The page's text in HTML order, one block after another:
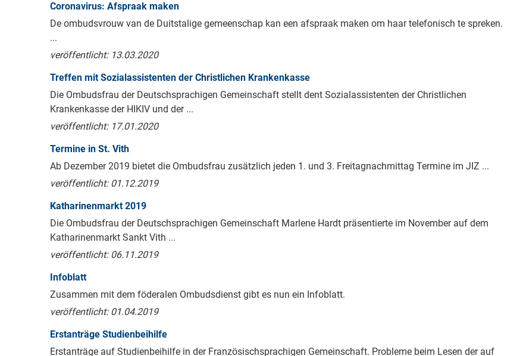
Coronavirus: Afspraak maken
De ombudsvrouw van de Duitstalige gemeenschap kan een afspraak maken om haar telefonisch te spreken.
...
veröffentlicht: 13.03.2020
Treffen mit Sozialassistenten der Christlichen Krankenkasse
Die Ombudsfrau der Deutschsprachigen Gemeinschaft stellt dent Sozialassistenten der Christlichen
Krankenkasse der HIKIV und der ...
veröffentlicht: 17.01.2020
Termine in St. Vith
Ab Dezember 2019 bietet die Ombudsfrau zusätzlich jeden 1. und 3. Freitagnachmittag Termine im JIZ ...
veröffentlicht: 01.12.2019
Katharinenmarkt 2019
Die Ombudsfrau der Deutschsprachigen Gemeinschaft Marlene Hardt präsentierte im November auf dem
Katharinenmarkt Sankt Vith ...
veröffentlicht: 06.11.2019
Infoblatt
Zusammen mit dem föderalen Ombudsdienst gibt es nun ein Infoblatt.
veröffentlicht: 01.04.2019
Erstanträge Studienbeihilfe
Erstanträge auf Studienbeihilfe in der Französischsprachigen Gemeinschaft. Probleme beim Lesen der auf